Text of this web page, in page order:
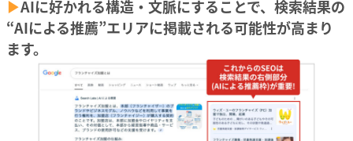
▶︎AIに好かれる構造・文脈にすることで、検索結果の
“AIによる推薦”エリアに掲載される可能性が高まり
ます。